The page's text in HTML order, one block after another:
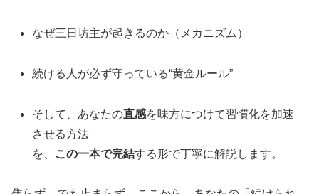
なぜ三日坊主が起きるのか（メカニズム）
続ける人が必ず守っている“黄金ルール”
そして、あなたの直感を味方につけて習慣化を加速
させる方法
を、
この一本で完結する形で丁寧に解説します。